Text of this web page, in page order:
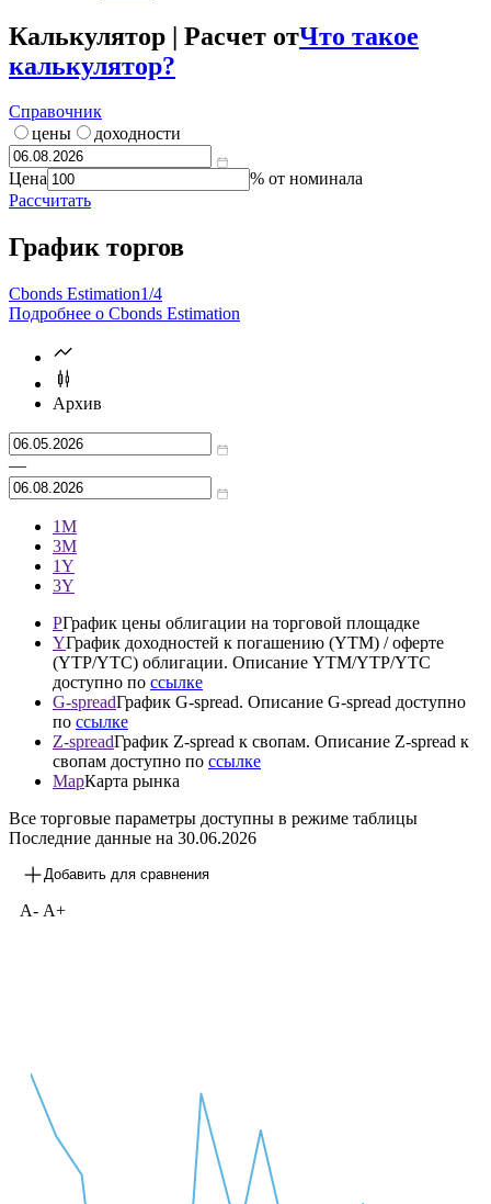
Калькулятор | Расчет отЧто такое
калькулятор?
Справочник
цены
доходности
Цена
% от номинала
Рассчитать
График торгов
Cbonds Estimation1/4
Подробнее о Cbonds Estimation
Архив
—
1М
3М
1Y
3Y
PГрафик цены облигации на торговой площадке
YГрафик доходностей к погашению (YTM) / оферте
(YTP/YTC) облигации. Описание YTM/YTP/YTC
доступно по ссылке
G-spreadГрафик G-spread. Описание G-spread доступно
по ссылке
Z-spreadГрафик Z-spread к свопам. Описание Z-spread к
свопам доступно по ссылке
MapКарта рынка
Все торговые параметры доступны в режиме таблицы
Последние данные на 30.06.2026
Добавить для сравнения